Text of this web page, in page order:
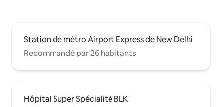
Station de métro Airport Express de New Delhi
Recommandé par 26 habitants
Hôpital Super Spécialité BLK